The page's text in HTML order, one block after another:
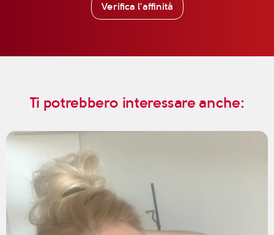
Verifica l'affinità
Ti potrebbero interessare anche: